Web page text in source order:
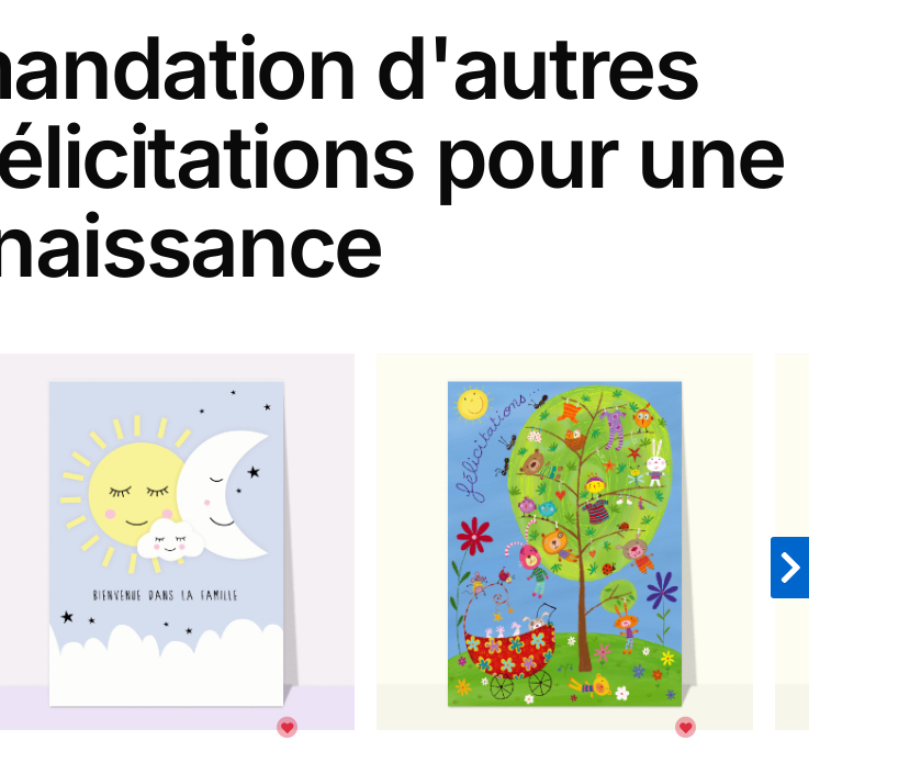
d'autres
pour une